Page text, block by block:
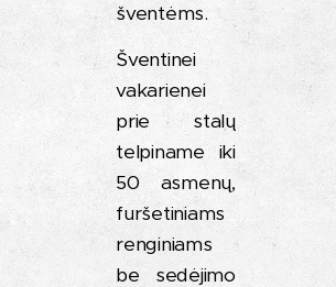
šventėms.
Šventinei
vakarienei
prie stalų
telpiname iki
50 asmenų,
furšetiniams
renginiams
be sedėjimo